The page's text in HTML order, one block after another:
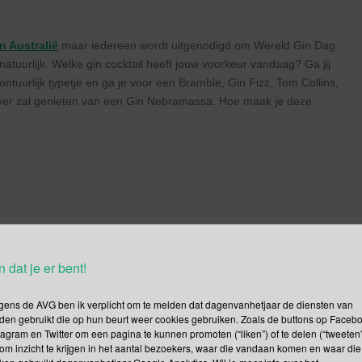
dat je er bent!
de AVG ben ik verplicht om te melden dat dagenvanhetjaar de diensten van
gebruikt die op hun beurt weer cookies gebruiken. Zoals de buttons op
en Twitter om een pagina te kunnen promoten (“liken”) of te delen
inzicht te krijgen in het aantal bezoekers, waar die vandaan komen en waar
Australië maar iedereen wordt uitgenodigd om Wereld Gin Dag
Welke gin cocktail heeft jouw voorkeur vandaag? Ga jij
typetje en ga je voor een Bramble, Gin Fizz, Tom Collins,
zal genieten van een Gin Nebramassa. Hoe maak je deze
Als eerst vul je een rond ballonglas helemaal met
toe. Daarna gaan de tijm en de kardemonzaadjes bij het
het flesje Fever-Tree Mediterranean er in. Om het af te
Hoe heerlijk kun je Gin Dag vieren? Proost!